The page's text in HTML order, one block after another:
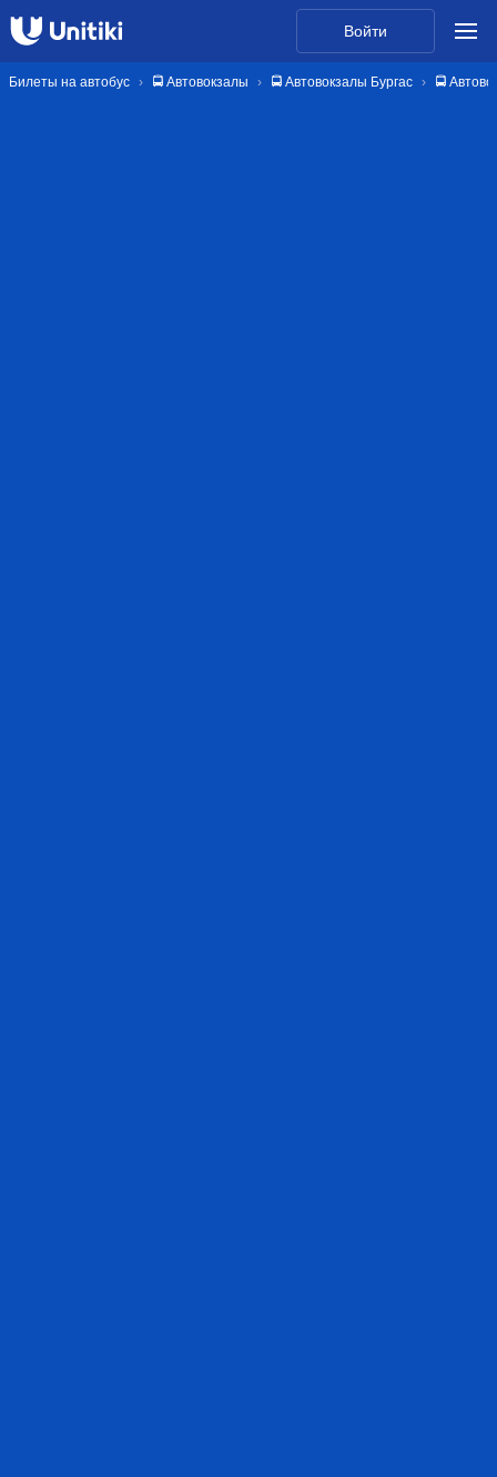
Войти
Билеты на автобус 🚍 Автовокзалы 🚍 Автовокзалы Бургас 🚍